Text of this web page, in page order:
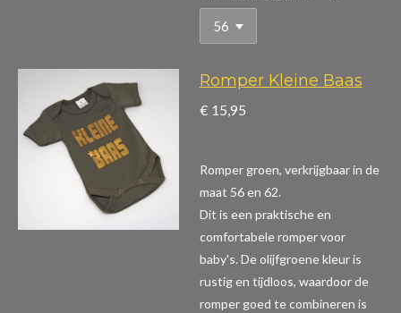
Romper Kleine Baas
€ 15,95
Romper groen, verkrijgbaar in de
maat 56 en 62.
Dit is een praktische en
comfortabele romper voor
baby's. De olijfgroene kleur is
rustig en tijdloos, waardoor de
romper goed te combineren is